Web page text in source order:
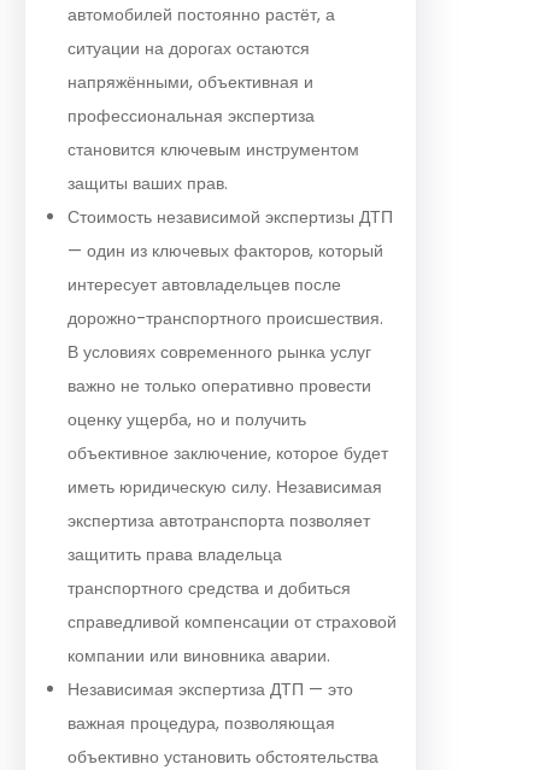
автомобилей постоянно растёт, а
ситуации на дорогах остаются
напряжёнными, объективная и
профессиональная экспертиза
становится ключевым инструментом
защиты ваших прав.
Стоимость независимой экспертизы ДТП
— один из ключевых факторов, который
интересует автовладельцев после
дорожно-транспортного происшествия.
В условиях современного рынка услуг
важно не только оперативно провести
оценку ущерба, но и получить
объективное заключение, которое будет
иметь юридическую силу. Независимая
экспертиза автотранспорта позволяет
защитить права владельца
транспортного средства и добиться
справедливой компенсации от страховой
компании или виновника аварии.
Независимая экспертиза ДТП — это
важная процедура, позволяющая
объективно установить обстоятельства